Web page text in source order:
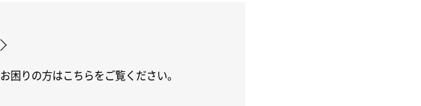
お困りの方はこちらをご覧ください。